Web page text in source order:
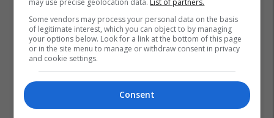
may use precise geolocation data. List of partners.
Some vendors may process your personal data on the basis
of legitimate interest, which you can object to by managing
your options below. Look for a link at the bottom of this page
or in the site menu to manage or withdraw consent in privacy
and cookie settings.
Consent